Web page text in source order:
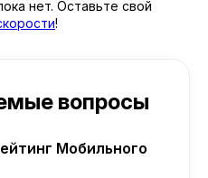
нет. Оставьте свой
!
вопросы
Мобильного